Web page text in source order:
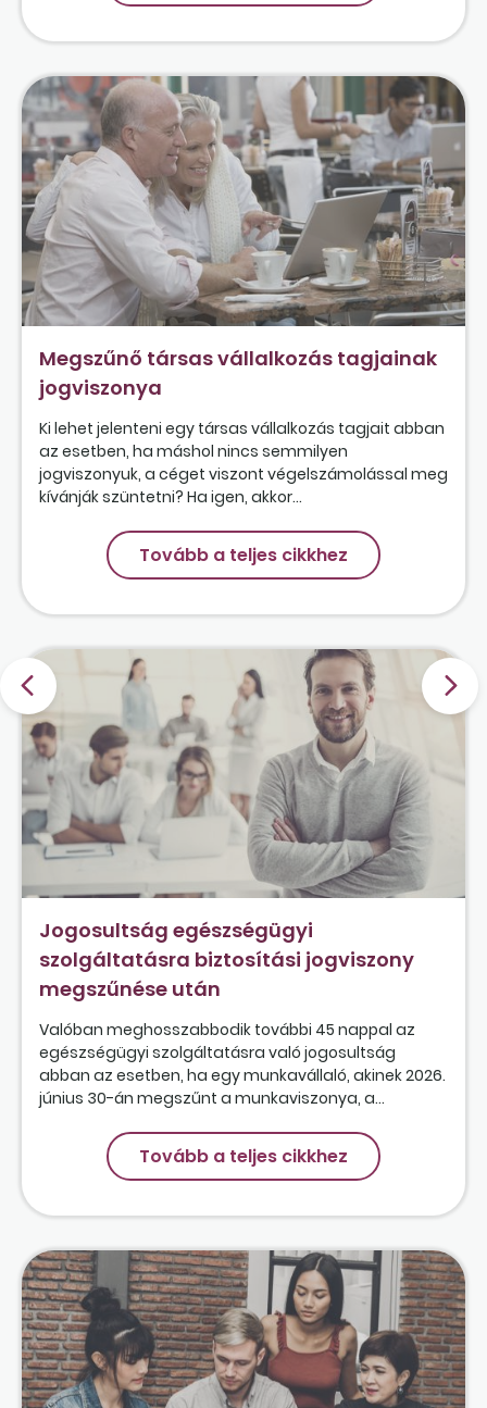
Megszűnő társas vállalkozás tagjainak
jogviszonya
Ki lehet jelenteni egy társas vállalkozás tagjait abban
az esetben, ha máshol nincs semmilyen
jogviszonyuk, a céget viszont végelszámolással meg
kívánják szüntetni? Ha igen, akkor...
Tovább a teljes cikkhez
Jogosultság egészségügyi
szolgáltatásra biztosítási jogviszony
megszűnése után
Valóban meghosszabbodik további 45 nappal az
egészségügyi szolgáltatásra való jogosultság
abban az esetben, ha egy munkavállaló, akinek 2026.
június 30-án megszűnt a munkaviszonya, a...
Tovább a teljes cikkhez